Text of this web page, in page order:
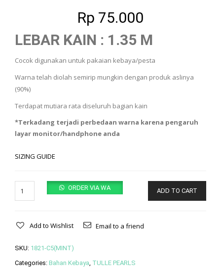
Rp 75.000
LEBAR KAIN : 1.35 M
Cocok digunakan untuk pakaian kebaya/pesta
Warna telah diolah semirip mungkin dengan produk aslinya
(90%)
Terdapat mutiara rata diseluruh bagian kain
*Terkadang terjadi perbedaan warna karena pengaruh
layar monitor/handphone anda
SIZING GUIDE
ADD TO CART
ORDER VIA WA
Add to Wishlist Email to a friend
SKU: 1821-C5(MINT)
Categories: Bahan Kebaya, TULLE PEARLS